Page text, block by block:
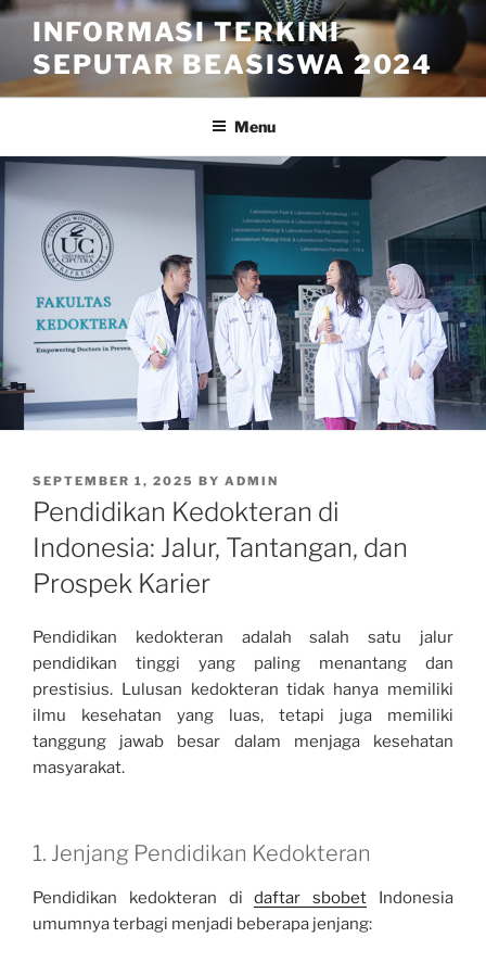
Skip
content
INFORMASI TERKINI
SEPUTAR BEASISWA 2024
Menu
POSTED
ON
SEPTEMBER 1, 2025 BY ADMIN
Pendidikan Kedokteran di
Indonesia: Jalur, Tantangan, dan
Prospek Karier
Pendidikan kedokteran adalah salah satu jalur
pendidikan tinggi yang paling menantang dan
prestisius. Lulusan kedokteran tidak hanya memiliki
ilmu kesehatan yang luas, tetapi juga memiliki
tanggung jawab besar dalam menjaga kesehatan
masyarakat.
1. Jenjang Pendidikan Kedokteran
Pendidikan kedokteran didaftar sbobet Indonesia
umumnya terbagi menjadi beberapa jenjang: